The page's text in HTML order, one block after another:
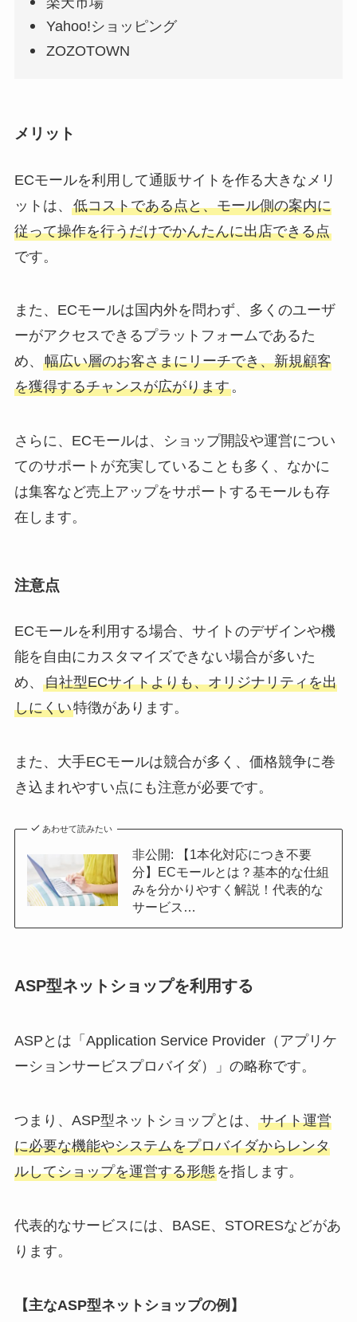
Yahoo!ショッピング
ZOZOTOWN
メリット
ECモールを利用して通販サイトを作る大きなメリ
ットは、 低コストである点と、モール側の案内に
従って操作を行うだけでかんたんに出店できる点
です。
また、ECモールは国内外を問わず、多くのユーザ
ーがアクセスできるプラットフォームであるた
め、 幅広い層のお客さまにリーチでき、新規顧客
を獲得するチャンスが広がります。
さらに、ECモールは、ショップ開設や運営につい
てのサポートが充実していることも多く、なかに
は集客など売上アップをサポートするモールも存
在します。
注意点
ECモールを利用する場合、サイトのデザインや機
能を自由にカスタマイズできない場合が多いた
め、 自社型ECサイトよりも、オリジナリティを出
しにくい特徴があります。
また、大手ECモールは競合が多く、価格競争に巻
き込まれやすい点にも注意が必要です。
あわせて読みたい
非公開: 【1本化対応につき不要
分】ECモールとは？基本的な仕組
みを分かりやすく解説！代表的な
サービス…
ASP型ネットショップを利用する
ASPとは「Application Service Provider（アプリケ
ーションサービスプロバイダ）」の略称です。
つまり、ASP型ネットショップとは、 サイト運営
に必要な機能やシステムをプロバイダからレンタ
ルしてショップを運営する形態を指します。
代表的なサービスには、BASE、STORESなどがあ
ります。
【主なASP型ネットショップの例】